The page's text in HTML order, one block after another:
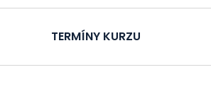
TERMÍNY KURZU